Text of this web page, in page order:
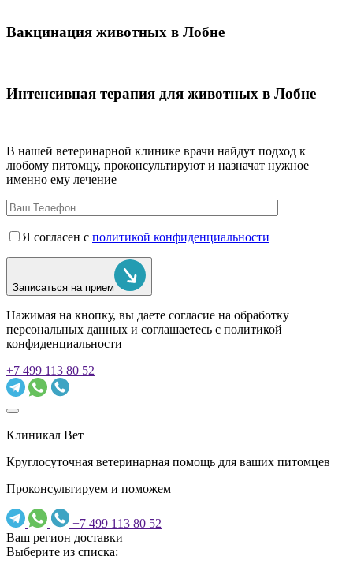
Вакцинация животных в Лобне
Интенсивная терапия для животных в Лобне
В нашей ветеринарной клинике врачи найдут подход к
любому питомцу, проконсультируют и назначат нужное
именно ему лечение
Я согласен с политикой конфиденциальности
Записаться на прием
Нажимая на кнопку, вы даете согласие на обработку
персональных данных и соглашаетесь c политикой
конфиденциальности
+7 499 113 80 52
Клиникал Вет
Круглосуточная ветеринарная помощь для ваших питомцев
Проконсультируем и поможем
+7 499 113 80 52
Ваш регион доставки
Выберите из списка: